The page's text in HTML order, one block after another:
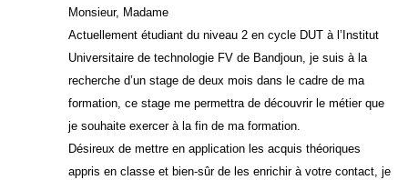
Monsieur, Madame
Actuellement étudiant du niveau 2 en cycle DUT à l’Institut
Universitaire de technologie FV de Bandjoun, je suis à la
recherche d’un stage de deux mois dans le cadre de ma
formation, ce stage me permettra de découvrir le métier que
je souhaite exercer à la fin de ma formation.
Désireux de mettre en application les acquis théoriques
appris en classe et bien-sûr de les enrichir à votre contact, je